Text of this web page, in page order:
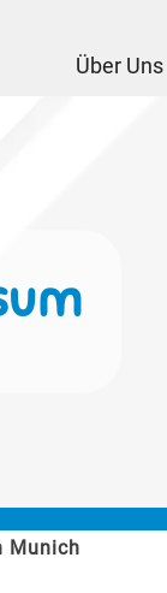
Über Uns
Munich